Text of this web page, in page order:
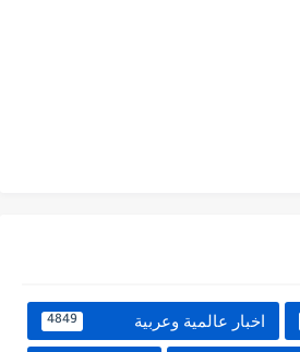
اخبار عالمية وعربية 4849